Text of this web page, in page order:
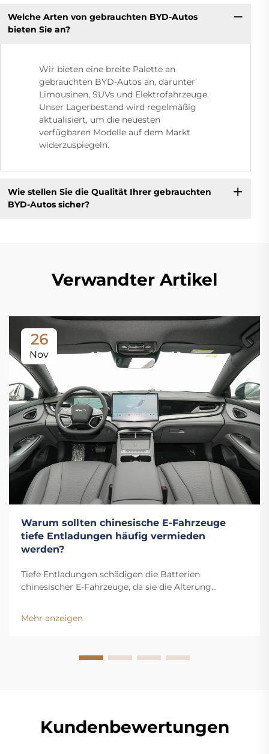
Welche Arten von gebrauchten BYD-Autos
bieten Sie an?
Wir bieten eine breite Palette an
gebrauchten BYD-Autos an, darunter
Limousinen, SUVs und Elektrofahrzeuge.
Unser Lagerbestand wird regelmäßig
aktualisiert, um die neuesten
verfügbaren Modelle auf dem Markt
widerzuspiegeln.
Wie stellen Sie die Qualität Ihrer gebrauchten
BYD-Autos sicher?
Verwandter Artikel
26
Nov
Warum sollten chinesische E-Fahrzeuge
tiefe Entladungen häufig vermieden
werden?
Tiefe Entladungen schädigen die Batterien
chinesischer E-Fahrzeuge, da sie die Alterung
Entlade Tiefe die Lebensdauer, Leistung und
Wiederverkaufswerte verbessert. Mehr erfahren.
Mehr anzeigen
Kundenbewertungen